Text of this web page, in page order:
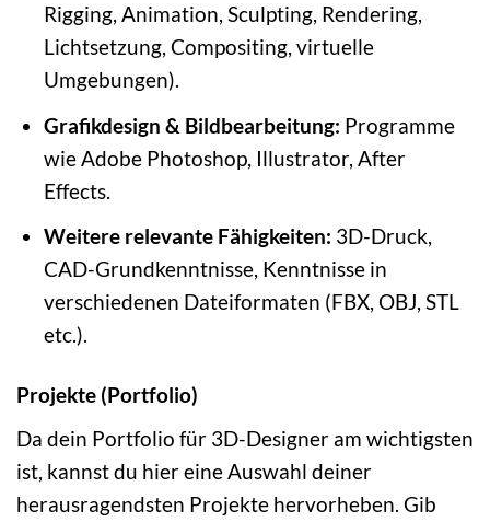
Rigging, Animation, Sculpting, Rendering,
Lichtsetzung, Compositing, virtuelle
Umgebungen).
Grafikdesign & Bildbearbeitung: Programme
wie Adobe Photoshop, Illustrator, After
Effects.
Weitere relevante Fähigkeiten: 3D-Druck,
CAD-Grundkenntnisse, Kenntnisse in
verschiedenen Dateiformaten (FBX, OBJ, STL
etc.).
Projekte (Portfolio)
Da dein Portfolio für 3D-Designer am wichtigsten
ist, kannst du hier eine Auswahl deiner
herausragendsten Projekte hervorheben. Gib